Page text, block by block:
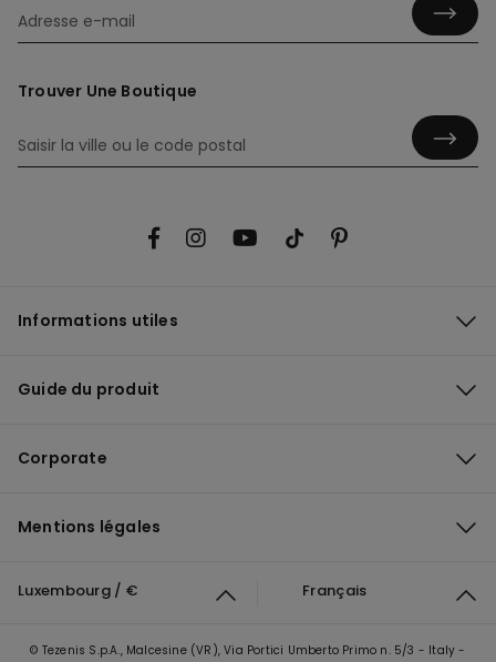
Trouver Une Boutique
Informations utiles
Guide du produit
Corporate
Mentions légales
Luxembourg / € Français
© Tezenis S.p.A., Malcesine (VR), Via Portici Umberto Primo n. 5/3 - Italy -